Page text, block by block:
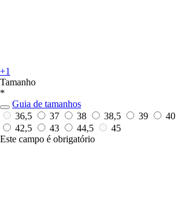
+1
Tamanho
*
Guia de tamanhos
36,5
37 38 38,5 39 40
42,5
43 44,5
45
Este campo é obrigatório